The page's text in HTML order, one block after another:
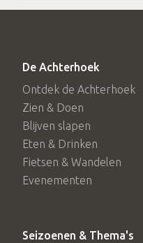
De Achterhoek
Ontdek de Achterhoek
Zien & Doen
Blijven slapen
Eten & Drinken
Fietsen & Wandelen
Evenementen
Seizoenen & Thema's